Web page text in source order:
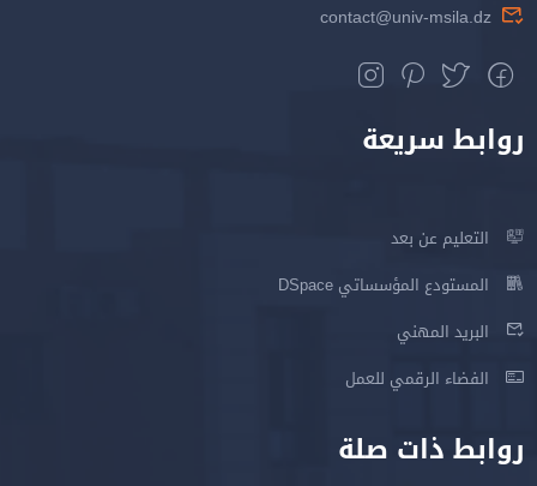
contact@univ-msila.dz
روابط سريعة
التعليم عن بعد
المستودع المؤسساتي DSpace
البريد المهني
الفضاء الرقمي للعمل
روابط ذات صلة